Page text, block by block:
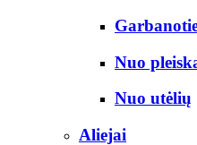
Nuo
Nuo utėlių
Aliejai